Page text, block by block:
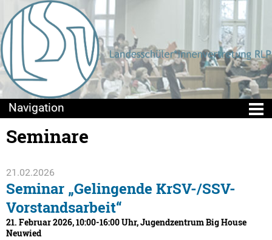
Die LSV
Mach mit!
Seminare
Seminare
21.02.2026
Seminar „Gelingende KrSV-/SSV-
Vorstandsarbeit“
21. Februar 2026, 10:00-16:00 Uhr, Jugendzentrum Big House
Neuwied